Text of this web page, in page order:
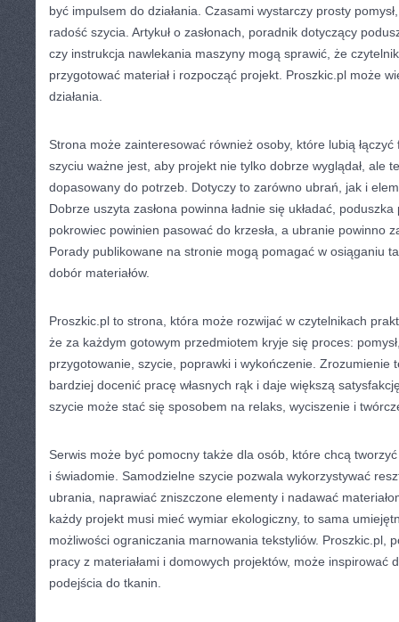
być impulsem do działania. Czasami wystarczy prosty
radość szycia. Artykuł o zasłonach, poradnik dotyczący
czy instrukcja nawlekania maszyny mogą sprawić, że
przygotować materiał i rozpocząć projekt. Proszkic.pl może
działania.
Strona może zainteresować również osoby, które lubią
szyciu ważne jest, aby projekt nie tylko dobrze wyglądał, ale
dopasowany do potrzeb. Dotyczy to zarówno ubrań, jak i
Dobrze uszyta zasłona powinna ładnie się układać,
pokrowiec powinien pasować do krzesła, a ubranie powinno
Porady publikowane na stronie mogą pomagać w osiąganiu
dobór materiałów.
Proszkic.pl to strona, która może rozwijać w czytelnikach
że za każdym gotowym przedmiotem kryje się proces:
przygotowanie, szycie, poprawki i wykończenie. Zrozumienie
bardziej docenić pracę własnych rąk i daje większą
szycie może stać się sposobem na relaks, wyciszenie i
Serwis może być pomocny także dla osób, które chcą
i świadomie. Samodzielne szycie pozwala wykorzystywać
ubrania, naprawiać zniszczone elementy i nadawać
każdy projekt musi mieć wymiar ekologiczny, to sama
możliwości ograniczania marnowania tekstyliów. Proszkic.pl,
pracy z materiałami i domowych projektów, może inspirować
podejścia do tkanin.